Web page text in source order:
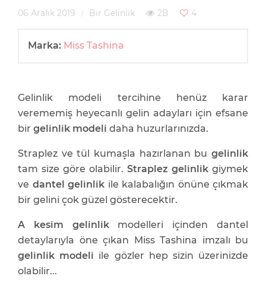
06 Aralık 2019 Bir Gelinlik 2B 4
Marka: Miss Tashina
Gelinlik modeli tercihine henüz karar
verememiş heyecanlı gelin adayları için efsane
bir gelinlik modeli daha huzurlarınızda.
Straplez ve tül kumaşla hazırlanan bu gelinlik
tam size göre olabilir. Straplez gelinlik giymek
ve dantel gelinlik ile kalabalığın önüne çıkmak
bir gelini çok güzel gösterecektir.
A kesim gelinlikmodelleri içinden dantel
detaylarıyla öne çıkan Miss Tashina imzalı bu
gelinlik modeli ile gözler hep sizin üzerinizde
olabilir...